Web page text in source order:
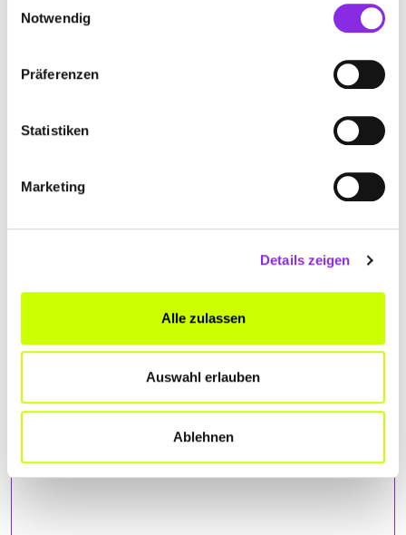
Notwendig
Präferenzen
Statistiken
Marketing
Details zeigen
Alle zulassen
Auswahl erlauben
Ablehnen
ANFAHRT
die Statistik und Marketing Cookies
Du die Map sehen kannst.